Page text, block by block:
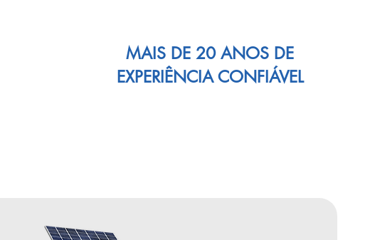
MAIS DE 20 ANOS DE
EXPERIÊNCIA CONFIÁVEL